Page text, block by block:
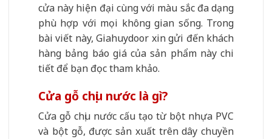
cửa này hiện đại cùng với màu sắc đa dạng
phù hợp với mọi không gian sống. Trong
bài viết này, Giahuydoor xin gửi đến khách
hàng bảng báo giá của sản phẩm này chi
tiết để bạn đọc tham khảo.
Cửa gỗ chịu nước là gì?
Cửa gỗ chịu nước cấu tạo từ bột nhựa PVC
và bột gỗ, được sản xuất trên dây chuyền